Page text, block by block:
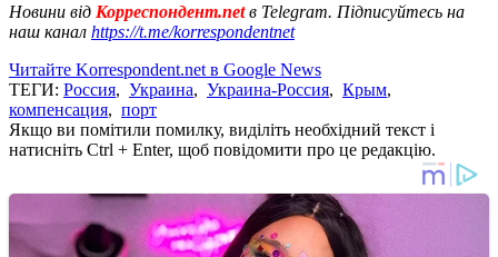
Новини від Корреспондент.netв Telegram. Підписуйтесь на
наш канал https://t.me/korrespondentnet
Читайте Korrespondent.net в Google News
ТЕГИ: Россия, Украина, Украина-Россия, Крым,
компенсация, порт
Якщо ви помітили помилку, виділіть необхідний текст і
натисніть Ctrl + Enter, щоб повідомити про це редакцію.